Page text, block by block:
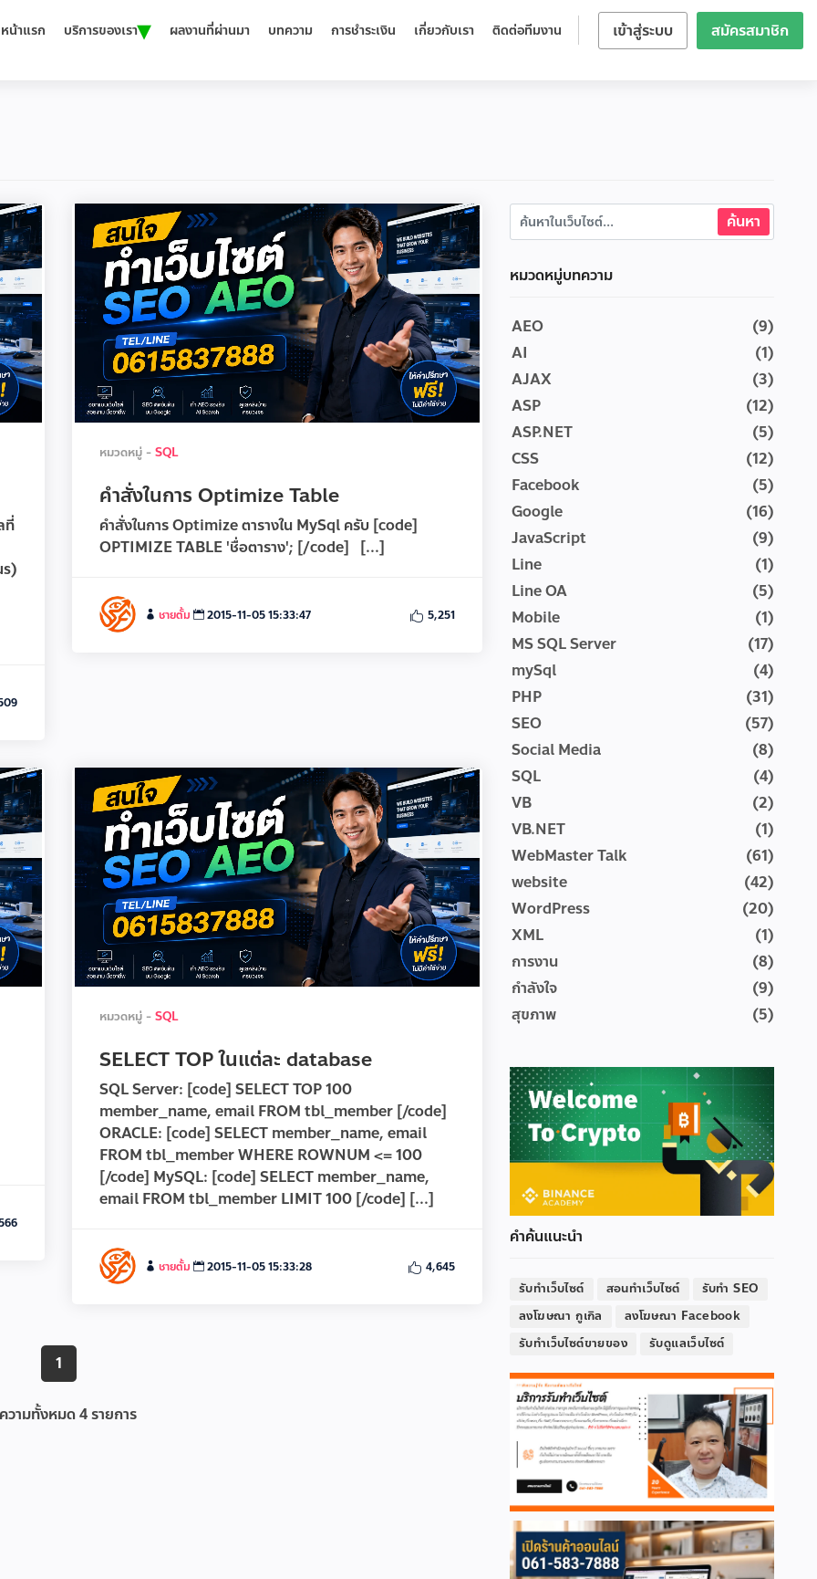
เข้าสู่ระบบ สมัครสมาชิก
หน้าแรก บริการของเรา▾ ผลงานที่ผ่านมา บทความ การชำระเงิน เกี่ยวกับเรา ติดต่อทีมงาน
ที่
หมวดหมู่ - SQL
คำสั่งในการ Optimize Table
คำสั่งในการ Optimize ตารางใน MySql ครับ [code]
OPTIMIZE TABLE 'ชื่อตาราง'; [/code] [...]
ชายตั้ม 2015-11-05 15:33:47 5,251
หมวดหมู่ - SQL
SELECT TOP ในแต่ละ database
SQL Server: [code] SELECT TOP 100
member_name, email FROM tbl_member [/code]
ORACLE: [code] SELECT member_name, email
FROM tbl_member WHERE ROWNUM <= 100
[/code] MySQL: [code] SELECT member_name,
email FROM tbl_member LIMIT 100 [/code] [...]
ชายตั้ม 2015-11-05 15:33:28 4,645
1
วามทั้งหมด4รายการ
หมวดหมู่บทความ
AEO
(9)
AI
(1)
AJAX
(3)
ASP
(12)
ASP.NET
(5)
CSS
(12)
Facebook
(5)
Google
(16)
JavaScript
(9)
Line
(1)
Line OA
(5)
Mobile
(1)
MS SQL Server
(17)
mySql
(4)
PHP
(31)
SEO
(57)
Social Media
(8)
SQL
(4)
VB
(2)
VB.NET
(1)
WebMaster Talk
(61)
website
(42)
WordPress
(20)
XML
(1)
การงาน
(8)
กำลังใจ
(9)
สุขภาพ
(5)
คำค้นแนะนำ
รับทำเว็บไซต์ สอนทำเว็บไซต์
รับทำ SEO
ลงโฆษณา กูเกิล
ลงโฆษณา Facebook
รับทำเว็บไซต์ขายของ
รับดูแลเว็บไซต์